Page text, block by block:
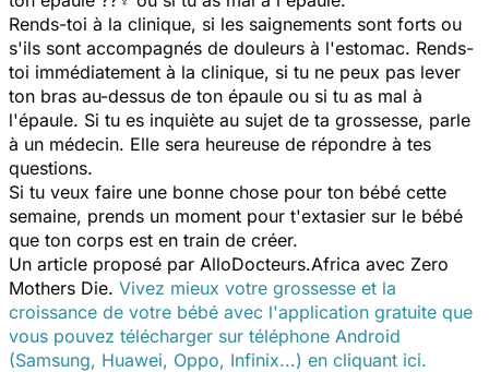
Rends-toi à la clinique, si les saignements sont forts ou
s'ils sont accompagnés de douleurs à l'estomac. Rends-
toi immédiatement à la clinique, si tu ne peux pas lever
ton bras au-dessus de ton épaule ou si tu as mal à
l'épaule. Si tu es inquiète au sujet de ta grossesse, parle
à un médecin. Elle sera heureuse de répondre à tes
questions.
Si tu veux faire une bonne chose pour ton bébé cette
semaine, prends un moment pour t'extasier sur le bébé
que ton corps est en train de créer.
Un article proposé par AlloDocteurs.Africa avec Zero
Mothers Die. Vivez mieux votre grossesse et la
croissance de votre bébé avec l'application gratuite que
vous pouvez télécharger sur téléphone Android
(Samsung, Huawei, Oppo, Infinix...) en cliquant ici.